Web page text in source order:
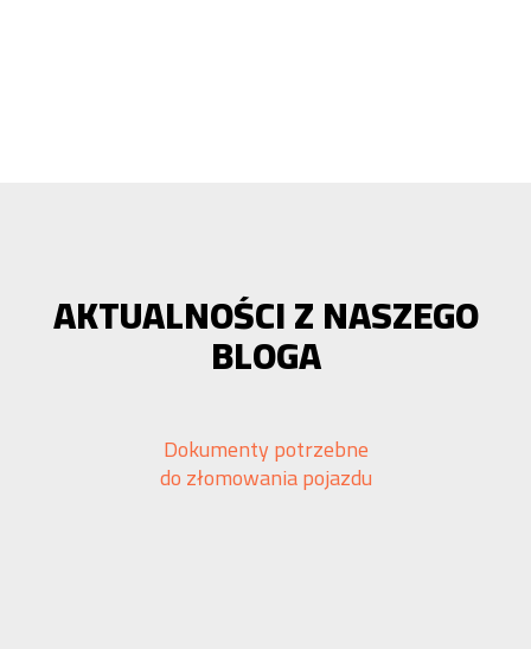
AKTUALNOŚCI Z NASZEGO
BLOGA
Dokumenty potrzebne
do złomowania pojazdu